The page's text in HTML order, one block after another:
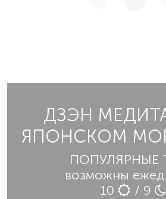
ДЗЭН
ЯПОНСКОМ
ПОПУЛЯРНЫЕ
возможны
10
/ 9